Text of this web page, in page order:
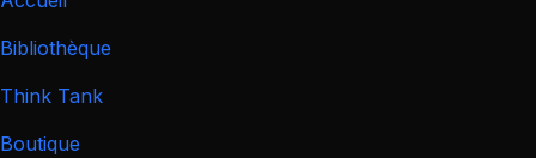
Bibliothèque
Think Tank
Boutique